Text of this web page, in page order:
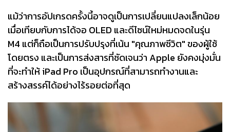
แม้ว่าการอัปเกรดครั้งนี้อาจดูเป็นการเปลี่ยนแปลงเล็กน้อย
เมื่อเทียบกับการได้จอ OLED และดีไซน์ใหม่หมดจดในรุ่น
M4 แต่ก็ถือเป็นการปรับปรุงที่เน้น "คุณภาพชีวิต" ของผู้ใช้
โดยตรง และเป็นการส่งสารที่ชัดเจนว่า Apple ยังคงมุ่งมั่น
ที่จะทำให้ iPad Pro เป็นอุปกรณ์ที่สามารถทำงานและ
สร้างสรรค์ได้อย่างไร้รอยต่อที่สุด